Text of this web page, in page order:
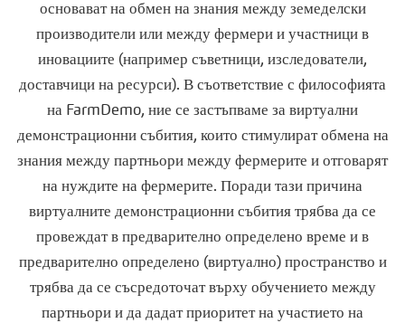
основават на обмен на знания между земеделски
производители или между фермери и участници в
иновациите (например съветници, изследователи,
доставчици на ресурси). В съответствие с философията
на FarmDemo, ние се застъпваме за виртуални
демонстрационни събития, които стимулират обмена на
знания между партньори между фермерите и отговарят
на нуждите на фермерите. Поради тази причина
виртуалните демонстрационни събития трябва да се
провеждат в предварително определено време и в
предварително определено (виртуално) пространство и
трябва да се съсредоточат върху обучението между
партньори и да дадат приоритет на участието на